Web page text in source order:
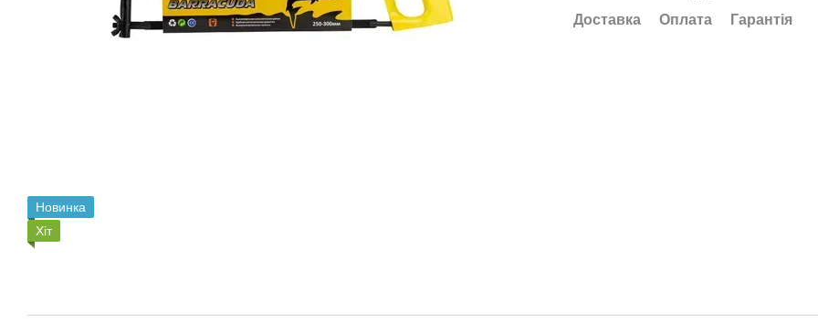
Новинка
Хіт
Доставка
Оплата Гарантія